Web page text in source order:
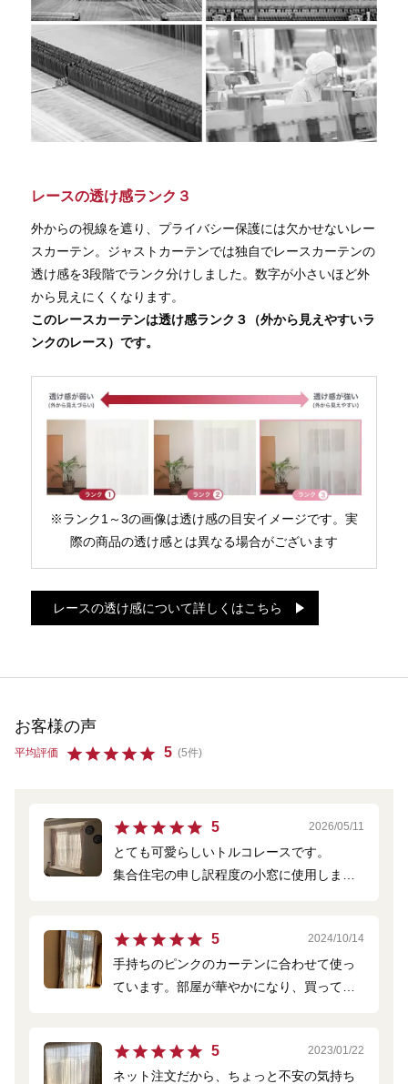
レースの透け感ランク３
外からの視線を遮り、プライバシー保護には欠かせないレー
スカーテン。ジャストカーテンでは独自でレースカーテンの
透け感を3段階でランク分けしました。数字が小さいほど外
から見えにくくなります。
このレースカーテンは透け感ランク３（外から見えやすいラ
ンクのレース）です。
※ランク1～3の画像は透け感の目安イメージです。実
際の商品の透け感とは異なる場合がございます
レースの透け感について詳しくはこちら
お客様の声
平均評価 5 (5件)
5 2026/05/11
とても可愛らしいトルコレースです。
集合住宅の申し訳程度の小窓に使用しまし
が、ヒダたっぷりのギャザー仕上げのBフッ
ク、丈もふんわり出窓の天板につく丈にし
ました。
います。
5 2024/10/14
手持ちのピンクのカーテンに合わせて使っ
ています。部屋が華やかになり、買って正
5 2023/01/22
ネット注文だから、ちょっと不安の気持ち